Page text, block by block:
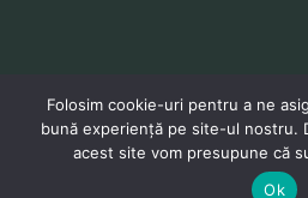
© Toate drepturile rezervate
Folosim cookie-uri pentru a ne
bună experiență pe site-ul nostru.
acest site vom presupune că
Ok